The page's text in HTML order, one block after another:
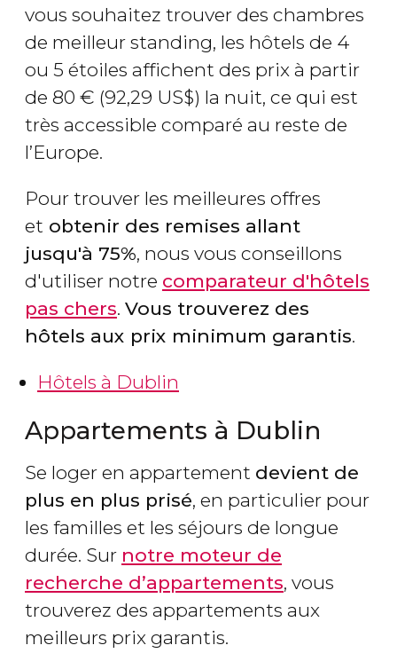
vous souhaitez trouver des chambres
de meilleur standing, les hôtels de 4
ou 5 étoiles affichent des prix à partir
de 80 € (92,29 US$) la nuit, ce qui est
très accessible comparé au reste de
l’Europe.
Pour trouver les meilleures offres
et obtenir des remises allant
jusqu'à 75%, nous vous conseillons
d'utiliser notre comparateur d'hôtels
pas chers. Vous trouverez des
hôtels aux prix minimum garantis.
Hôtels à Dublin
Appartements à Dublin
Se loger en appartement devient de
plus en plus prisé, en particulier pour
les familles et les séjours de longue
durée. Sur notre moteur de
recherche d’appartements, vous
trouverez des appartements aux
meilleurs prix garantis.